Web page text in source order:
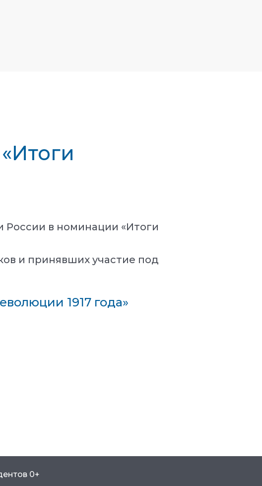
России в номинации «Итоги
и принявших участие под
1917 года»
0+